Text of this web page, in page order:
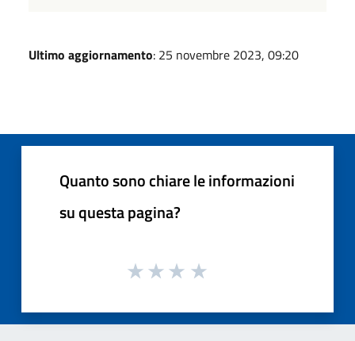
Ultimo aggiornamento: 25 novembre 2023, 09:20
Quanto sono chiare le informazioni
su questa pagina?